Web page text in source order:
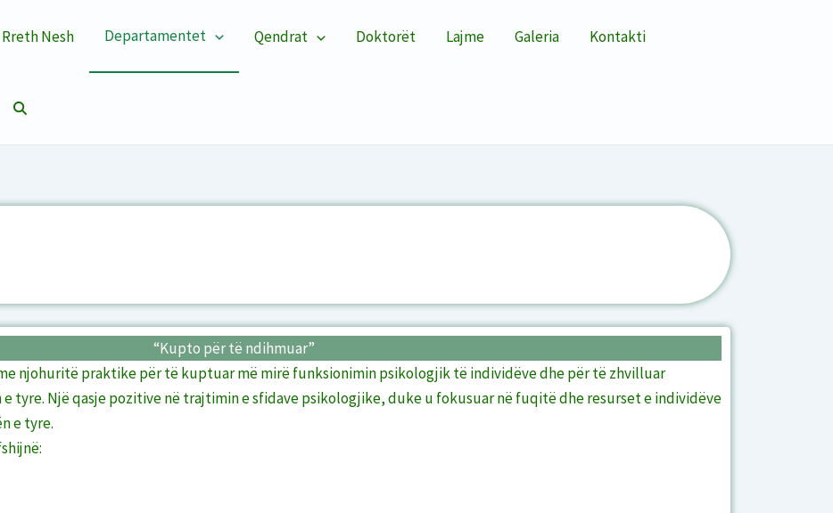
Rreth Nesh Departamentet Qendrat Doktorët Lajme Galeria Kontakti
“Kupto për të ndihmuar”
njohuritë praktike për të kuptuar më mirë funksionimin psikologjik të individëve dhe për të zhvilluar
tyre. Një qasje pozitive në trajtimin e sfidave psikologjike, duke u fokusuar në fuqitë dhe resurset e individëve
e tyre.